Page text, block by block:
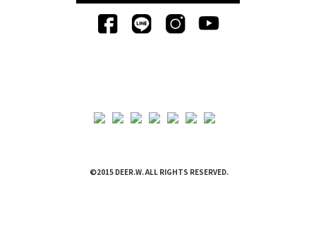
©2015 DEER.W. ALL RIGHTS RESERVED.